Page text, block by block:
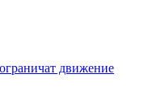
движение